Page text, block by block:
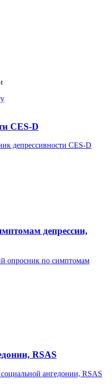
CES-D
депрессивности CES-D
депрессии,
опросник по симптомам
RSAS
ангедонии, RSAS